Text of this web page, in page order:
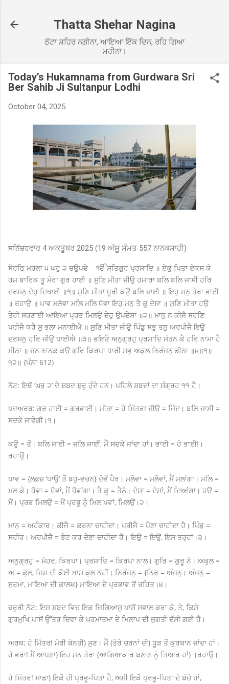
Thatta Shehar Nagina
ਠੱਟਾ ਸ਼ਹਿਰ ਨਗੀਨਾ, ਆਇਆ ਇੱਕ ਦਿਨ, ਰਹਿ ਗਿਆ
ਮਹੀਨਾ।
Today’s Hukamnama from Gurdwara Sri
Ber Sahib Ji Sultanpur Lodhi
October 04, 2025
ਸਨਿੱਚਰਵਾਰ 4 ਅਕਤੂਬਰ 2025 (19 ਅੱਸੂ ਸੰਮਤ 557 ਨਾਨਕਸ਼ਾਹੀ)
ਸੋਰਠਿ ਮਹਲਾ ੫ ਘਰੁ ੨ ਚਉਪਦੇ ੴ ਸਤਿਗੁਰ ਪ੍ਰਸਾਦਿ ॥ ਏਕੁ ਪਿਤਾ ਏਕਸ ਕੇ
ਹਮ ਬਾਰਿਕ ਤੂ ਮੇਰਾ ਗੁਰ ਹਾਈ ॥ ਸੁਣਿ ਮੀਤਾ ਜੀਉ ਹਮਾਰਾ ਬਲਿ ਬਲਿ ਜਾਸੀ ਹਰਿ
ਦਰਸਨੁ ਦੇਹੁ ਦਿਖਾਈ ॥੧॥ ਸੁਣਿ ਮੀਤਾ ਧੂਰੀ ਕਉ ਬਲਿ ਜਾਈ ॥ ਇਹੁ ਮਨੁ ਤੇਰਾ ਭਾਈ
॥ ਰਹਾਉ ॥ ਪਾਵ ਮਲੋਵਾ ਮਲਿ ਮਲਿ ਧੋਵਾ ਇਹੁ ਮਨੁ ਤੈ ਕੂ ਦੇਸਾ ॥ ਸੁਣਿ ਮੀਤਾ ਹਉ
ਤੇਰੀ ਸਰਣਾਈ ਆਇਆ ਪ੍ਰਭ ਮਿਲਉ ਦੇਹੁ ਉਪਦੇਸਾ ॥੨॥ ਮਾਨੁ ਨ ਕੀਜੈ ਸਰਣਿ
ਪਰੀਜੈ ਕਰੈ ਸੁ ਭਲਾ ਮਨਾਈਐ ॥ ਸੁਣਿ ਮੀਤਾ ਜੀਉ ਪਿੰਡੁ ਸਭੁ ਤਨੁ ਅਰਪੀਜੈ ਇਉ
ਦਰਸਨੁ ਹਰਿ ਜੀਉ ਪਾਈਐ ॥੩॥ ਭਇਓ ਅਨੁਗ੍ਰਹੁ ਪ੍ਰਸਾਦਿ ਸੰਤਨ ਕੈ ਹਰਿ ਨਾਮਾ ਹੈ
ਮੀਠਾ ॥ ਜਨ ਨਾਨਕ ਕਉ ਗੁਰਿ ਕਿਰਪਾ ਧਾਰੀ ਸਭੁ ਅਕੁਲ ਨਿਰੰਜਨੁ ਡੀਠਾ ॥੪॥੧॥
੧੨॥ {ਪੰਨਾ 612}
ਨੋਟ: ਇਥੋਂ ‘ਘਰੁ ੨’ ਦੇ ਸ਼ਬਦ ਸ਼ੁਰੂ ਹੁੰਦੇ ਹਨ। ਪਹਿਲੇ ਸ਼ਬਦਾਂ ਦਾ ਸੰਗ੍ਰਹ ੧੧ ਹੈ।
ਪਦਅਰਥ: ਗੁਰ ਹਾਈ = ਗੁਰਭਾਈ। ਮੀਤਾ = ਹੇ ਮਿੱਤਰ! ਜੀਉ = ਜਿੰਦ। ਬਲਿ ਜਾਸੀ =
ਸਦਕੇ ਜਾਵੇਗੀ।੧।
ਕਉ = ਤੋਂ। ਬਲਿ ਜਾਈ = ਜਲਿ ਜਾਈਂ, ਮੈਂ ਸਦਕੇ ਜਾਂਦਾ ਹਾਂ। ਭਾਈ = ਹੇ ਭਾਈ!।
ਰਹਾਉ।
ਪਾਵ = {ਲਫ਼ਜ਼ ‘ਪਾਉ’ ਤੋਂ ਬਹੁ-ਵਚਨ} ਦੋਵੇਂ ਪੈਰ। ਮਲੋਵਾ = ਮਲੋਵਾਂ, ਮੈਂ ਮਲਾਂਗਾ। ਮਲਿ =
ਮਲ ਕੇ। ਧੋਵਾ = ਧੋਵਾਂ, ਮੈਂ ਧੋਵਾਂਗਾ। ਤੈ ਕੂ = ਤੈਨੂੰ। ਦੇਸਾ = ਦੇਸਾਂ, ਮੈਂ ਦਿਆਂਗਾ। ਹਉ =
ਮੈਂ। ਪ੍ਰਭ ਮਿਲਉ = ਮੈਂ ਪ੍ਰਭੂ ਨੂੰ ਮਿਲ ਪਵਾਂ, ਮਿਲਉਂ।੨।
ਮਾਨੁ = ਅਹੰਕਾਰ। ਕੀਜੈ = ਕਰਨਾ ਚਾਹੀਦਾ। ਪਰੀਜੈ = ਪੈਣਾ ਚਾਹੀਦਾ ਹੈ। ਪਿੰਡੁ =
ਸਰੀਰ। ਅਰਪੀਜੈ = ਭੇਟ ਕਰ ਦੇਣਾ ਚਾਹੀਦਾ ਹੈ। ਇਉ = ਇਉਂ, ਇਸ ਤਰ੍ਹਾਂ।੩।
ਅਨੁਗ੍ਰਹੁ = ਮੇਹਰ, ਕਿਰਪਾ। ਪ੍ਰਸਾਦਿ = ਕਿਰਪਾ ਨਾਲ। ਗੁਰਿ = ਗੁਰੂ ਨੇ। ਅਕੁਲ =
ਅ = ਕੁਲ, ਜਿਸ ਦੀ ਕੋਈ ਖ਼ਾਸ ਕੁਲ ਨਹੀਂ। ਨਿਰੰਜਨੁ = {ਨਿਰ = ਅੰਜਨੁ। ਅੰਜਨੁ =
ਸੁਰਮਾ, ਮਾਇਆ ਦੀ ਕਾਲਖ} ਮਾਇਆ ਦੇ ਪ੍ਰਭਾਵ ਤੋਂ ਰਹਿਤ।੪।
ਜ਼ਰੂਰੀ ਨੋਟ: ਇਸ ਸ਼ਬਦ ਵਿਚ ਇਕ ਜਿਗਿਆਸੂ ਪਾਸੋਂ ਸਵਾਲ ਕਰਾ ਕੇ, ਤੇ, ਕਿਸੇ
ਗੁਰਮੁਖਿ ਪਾਸੋਂ ਉੱਤਰ ਦਿਵਾ ਕੇ ਪਰਮਾਤਮਾ ਦੇ ਮਿਲਾਪ ਦੀ ਜੁਗਤੀ ਦੱਸੀ ਗਈ ਹੈ।
ਅਰਥ: ਹੇ ਮਿੱਤਰ! ਮੇਰੀ ਬੇਨਤੀ) ਸੁਣ। ਮੈਂ (ਤੇਰੇ ਚਰਨਾਂ ਦੀ) ਧੂੜ ਤੋਂ ਕੁਰਬਾਨ ਜਾਂਦਾ ਹਾਂ।
ਹੇ ਭਰਾ! ਮੈਂ ਆਪਣਾ) ਇਹ ਮਨ ਤੇਰਾ (ਆਗਿਆਕਾਰ ਬਣਾਣ ਨੂੰ ਤਿਆਰ ਹਾਂ) ।ਰਹਾਉ।
ਹੇ ਮਿੱਤਰ! ਸਾਡਾ) ਇਕੋ ਹੀ ਪ੍ਰਭੂ-ਪਿਤਾ ਹੈ, ਅਸੀ ਇਕੋ ਪ੍ਰਭੂ-ਪਿਤਾ ਦੇ ਬੱਚੇ ਹਾਂ,